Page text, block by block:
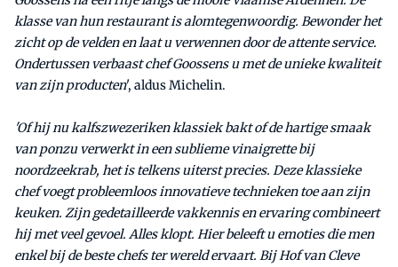
klasse van hun restaurant is alomtegenwoordig. Bewonder het
zicht op de velden en laat u verwennen door de attente service.
Ondertussen verbaast chef Goossens u met de unieke kwaliteit
van zijn producten', aldus Michelin.
'Of hij nu kalfszwezeriken klassiek bakt of de hartige smaak
van ponzu verwerkt in een sublieme vinaigrette bij
noordzeekrab, het is telkens uiterst precies. Deze klassieke
chef voegt probleemloos innovatieve technieken toe aan zijn
keuken. Zijn gedetailleerde vakkennis en ervaring combineert
hij met veel gevoel. Alles klopt. Hier beleeft u emoties die men
enkel bij de beste chefs ter wereld ervaart. Bij Hof van Cleve